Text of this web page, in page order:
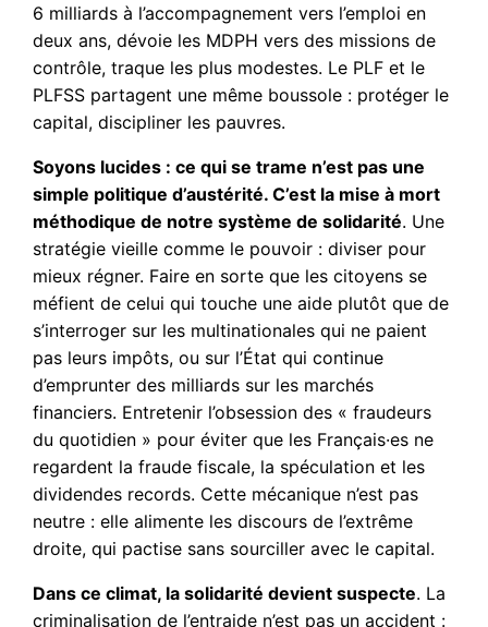
6 milliards à l’accompagnement vers l’emploi en
deux ans, dévoie les MDPH vers des missions de
contrôle, traque les plus modestes. Le PLF et le
PLFSS partagent une même boussole : protéger le
capital, discipliner les pauvres.
Soyons lucides : ce qui se trame n’est pas une
simple politique d’austérité. C’est la mise à mort
méthodique de notre système de solidarité. Une
stratégie vieille comme le pouvoir : diviser pour
mieux régner. Faire en sorte que les citoyens se
méfient de celui qui touche une aide plutôt que de
s’interroger sur les multinationales qui ne paient
pas leurs impôts, ou sur l’État qui continue
d’emprunter des milliards sur les marchés
financiers. Entretenir l’obsession des « fraudeurs
du quotidien » pour éviter que les Français·es ne
regardent la fraude fiscale, la spéculation et les
dividendes records. Cette mécanique n’est pas
neutre : elle alimente les discours de l’extrême
droite, qui pactise sans sourciller avec le capital.
Dans ce climat, la solidarité devient suspecte. La
criminalisation de l’entraide n’est pas un accident :